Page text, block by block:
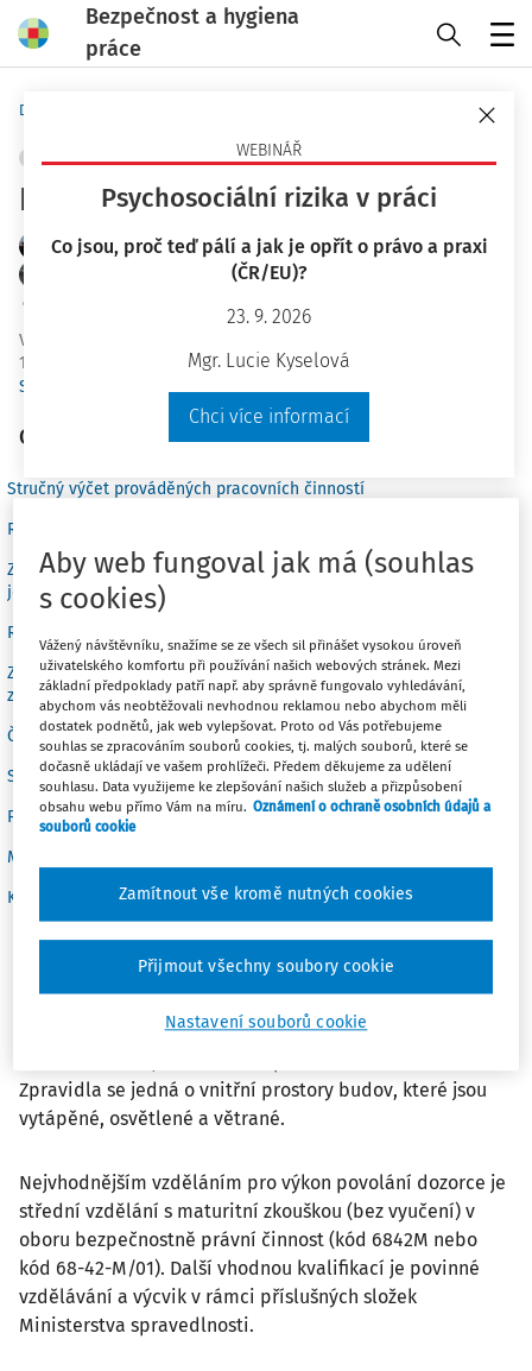
Bezpečnost a hygiena
práce
WEBINÁŘ
Psychosociální rizika v práci
Co jsou, proč teď pálí a jak je opřít o právo a praxi
(ČR/EU)?
23. 9. 2026
Mgr. Lucie Kyselová
Chci více informací
Domů
ŘÍZENÍ RIZIK + PŘIDAT VLASTNÍ
Dozorce
JUDr. Petr Kožmín LL.M. MBA
Vydáno
12 minut čtení
Související dokumenty (5)
Obsah
Stručný výčet prováděných pracovních činností
Relevantní mimořádné provozní události
Základní opatření pro předcházení mimořádným událostem nebo
jejich následkům
Rizikové faktory
Základní právní předpisy, které se týkají výkonu práce (v platném
znění)
Četnost periodických lékařských prohlídek
Seznam nebezpečí
Pokyny pro zajištění bezpečnosti práce
Metodologie pro vyhodnocení rizik
Karta BOZP pro profesi ke stažení
Dozorce zajišťuje dozorčí službu ve vazební věznici,
povinnosti obviněných a odsouzených ve věznici,
Zpravidla se jedná o vnitřní prostory budov, které jsou
vytápěné, osvětlené a větrané.
Nejvhodnějším vzděláním pro výkon povolání dozorce je
střední vzdělání s maturitní zkouškou (bez vyučení) v
oboru bezpečnostně právní činnost (kód 6842M nebo
kód 68-42-M/01). Další vhodnou kvalifikací je povinné
vzdělávání a výcvik v rámci příslušných složek
Ministerstva spravedlnosti.
Aby web fungoval jak má (souhlas
s cookies)
Vážený návštěvníku, snažíme se ze všech sil přinášet vysokou úroveň
uživatelského komfortu při používání našich webových stránek. Mezi
základní předpoklady patří např. aby správně fungovalo vyhledávání,
abychom vás neobtěžovali nevhodnou reklamou nebo abychom měli
dostatek podnětů, jak web vylepšovat. Proto od Vás potřebujeme
souhlas se zpracováním souborů cookies, tj. malých souborů, které se
dočasně ukládají ve vašem prohlížeči. Předem děkujeme za udělení
souhlasu. Data využijeme ke zlepšování našich služeb a přizpůsobení
obsahu webu přímo Vám na míru. Oznámení o ochraně osobních údajů a
souborů cookie
Nastavení souborů cookie
Zamítnout vše kromě nutných cookies
Přijmout všechny soubory cookie